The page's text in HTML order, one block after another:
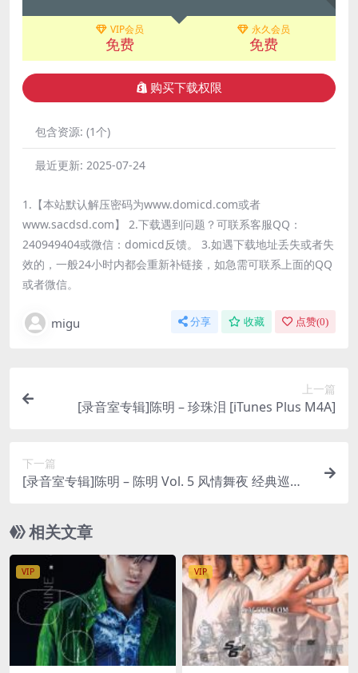
VIP会员
免费
永久会员
免费
购买下载权限
包含资源: (1个)
最近更新: 2025-07-24
1.【本站默认解压密码为www.domicd.com或者
www.sacdsd.com】 2.下载遇到问题？可联系客服QQ：
240949404或微信：domicd反馈。 3.如遇下载地址丢失或者失
效的，一般24小时内都会重新补链接，如急需可联系上面的QQ
或者微信。
migu 分享 收藏 点赞(0)
上一篇
[录音室专辑]陈明 – 珍珠泪 [iTunes Plus M4A]
下一篇
[录音室专辑]陈明 – 陈明 Vol. 5 风情舞夜 经典巡礼
相关文章
VIP VIP